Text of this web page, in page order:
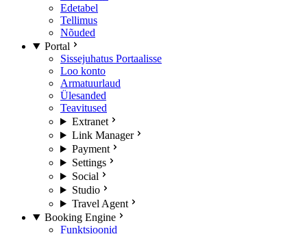
Edetabel
Tellimus
Nõuded
Portal
Sissejuhatus Portaalisse
Loo konto
Armatuurlaud
Ülesanded
Teavitused
Extranet
Link Manager
Payment
Settings
Social
Studio
Travel Agent
Booking Engine
Funktsioonid